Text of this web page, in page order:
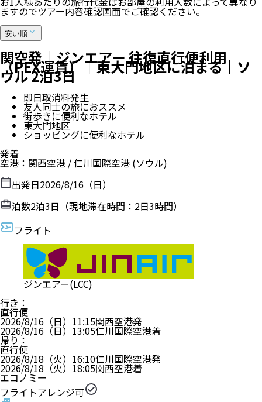
ますのでツアー内容確認画面でご確認ください。
安い順
関空発｜ジンエアー 往復直行便利用
（PEX運賃）｜東大門地区に泊まる｜ソ
ウル 2泊3日
即日取消料発生
友人同士の旅におススメ
街歩きに便利なホテル
東大門地区
ショッピングに便利なホテル
発着
空港 ： 関西空港 /仁川国際空港 (ソウル)
出発日2026/8/16（日）
泊数2泊3日（現地滞在時間： 2日3時間）
フライト
ジンエアー(LCC)
行き ：
直行便
2026/8/16（日） 11:15関西空港発
2026/8/16（日） 13:05仁川国際空港着
帰り ：
直行便
2026/8/18（火） 16:10仁川国際空港発
2026/8/18（火） 18:05関西空港着
エコノミー
フライトアレンジ可